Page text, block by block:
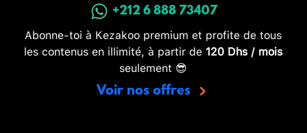
+212 6 888 73407
Abonne-toi à Kezakoo premium et profite de tous
les contenus en illimité, à partir de 120 Dhs / mois
seulement 😎
Voir nos offres